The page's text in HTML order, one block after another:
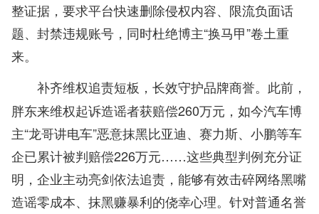
整证据，要求平台快速删除侵权内容、限流负面话
题、封禁违规账号，同时杜绝博主“换马甲”卷土重
来。
补齐维权追责短板，长效守护品牌商誉。 此前，
胖东来维权起诉造谣者获赔偿260万元，如今汽车博
主“龙哥讲电车”恶意抹黑比亚迪、赛力斯、小鹏等车
企已累计被判赔偿226万元……这些典型判例充分证
明，企业主动亮剑依法追责，能够有效击碎网络黑嘴
造谣零成本、抹黑赚暴利的侥幸心理。针对普通名誉